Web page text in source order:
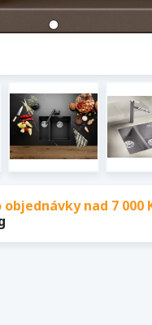
nad 7 000